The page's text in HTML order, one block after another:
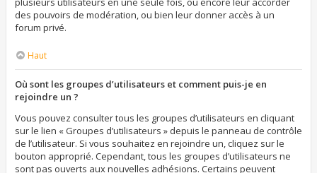
des pouvoirs de modération, ou bien leur donner accès à un
forum privé.
Haut
Où sont les groupes d’utilisateurs et comment puis-je en
rejoindre un ?
Vous pouvez consulter tous les groupes d’utilisateurs en cliquant
sur le lien « Groupes d’utilisateurs » depuis le panneau de contrôle
de l’utilisateur. Si vous souhaitez en rejoindre un, cliquez sur le
bouton approprié. Cependant, tous les groupes d’utilisateurs ne
sont pas ouverts aux nouvelles adhésions. Certains peuvent